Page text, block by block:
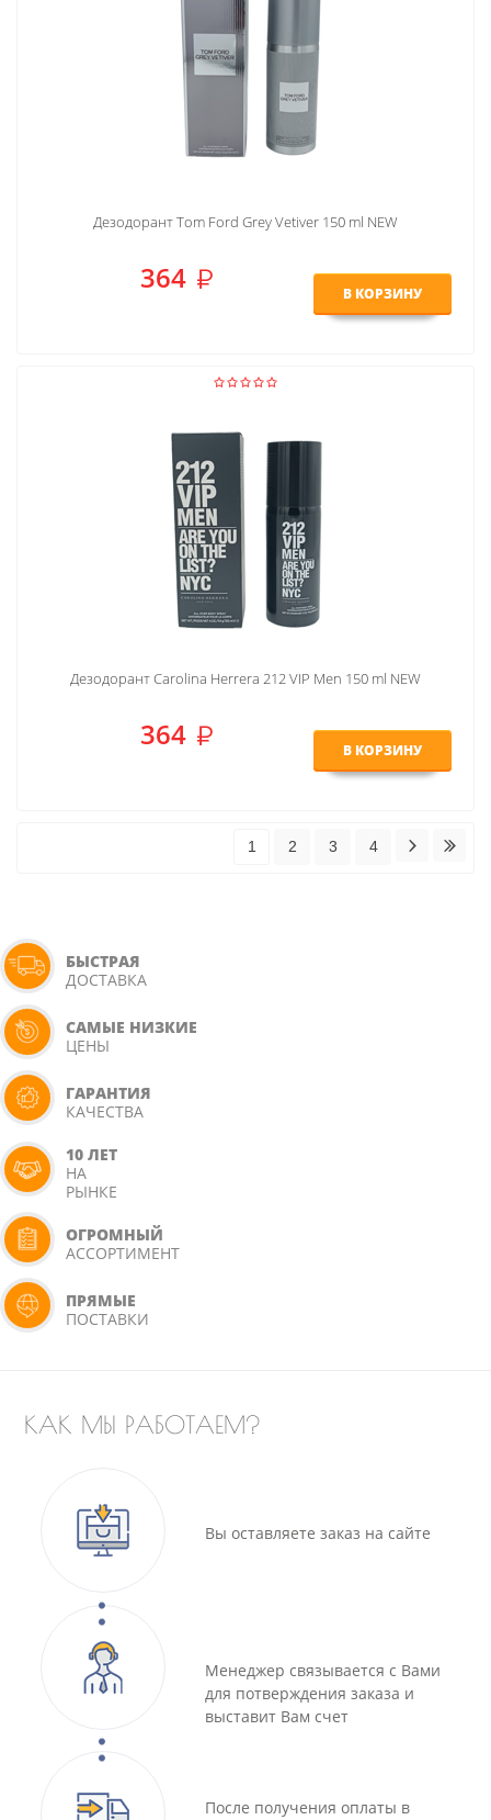
Дезодорант Tom Ford Grey Vetiver 150 ml NEW
364 В КОРЗИНУ
Дезодорант Carolina Herrera 212 VIP Men 150 ml NEW
364 В КОРЗИНУ
1 2 3 4
БЫСТРАЯ
ДОСТАВКА
САМЫЕ НИЗКИЕ
ЦЕНЫ
ГАРАНТИЯ
КАЧЕСТВА
10 ЛЕТ
НА
РЫНКЕ
ОГРОМНЫЙ
АССОРТИМЕНТ
ПРЯМЫЕ
ПОСТАВКИ
КАК МЫ РАБОТАЕМ?
Вы оставляете заказ на сайте
Менеджер связывается с Вами
для потверждения заказа и
выставит Вам счет
После получения оплаты в